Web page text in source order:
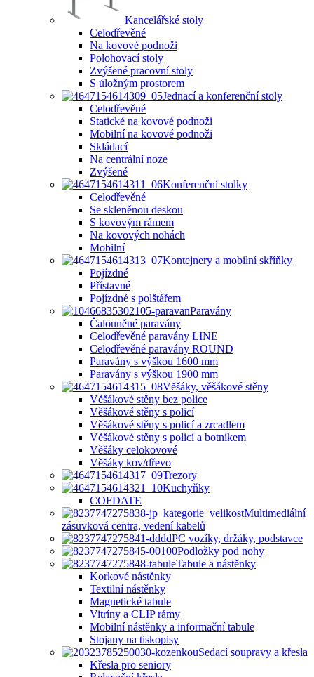
Kancelářské stoly
Celodřevěné
Na kovové podnoži
Polohovací stoly
Zvýšené pracovní stoly
S úložným prostorem
Jednací a konferenční stoly
Celodřevěné
Statické na kovové podnoži
Mobilní na kovové podnoži
Skládací
Na centrální noze
Zvýšené
Konferenční stolky
Celodřevěné
Se skleněnou deskou
S kovovým rámem
Na kovových nohách
Mobilní
Kontejnery a mobilní skříňky
Pojízdné
Přístavné
Pojízdné s polštářem
Paravány
Čalouněné paravány
Celodřevěné paravány LINE
Celodřevěné paravány ROUND
Paravány s výškou 1600 mm
Paravány s výškou 1900 mm
Věšáky, věšákové stěny
Věšákové stěny bez police
Věšákové stěny s policí
Věšákové stěny s policí a zrcadlem
Věšákové stěny s policí a botníkem
Věšáky celokovové
Věšáky kov/dřevo
Trezory
Kuchyňky
COFDATE
Multimediální
zásuvková centra, vedení kabelů
PC vozíky, držáky, podstavce
Podložky pod nohy
Tabule a nástěnky
Korkové nástěnky
Textilní nástěnky
Magnetické tabule
Vitríny a CLIP rámy
Mobilní nástěnky a informační tabule
Stojany na tiskopisy
Sedací soupravy a křesla
Křesla pro seniory